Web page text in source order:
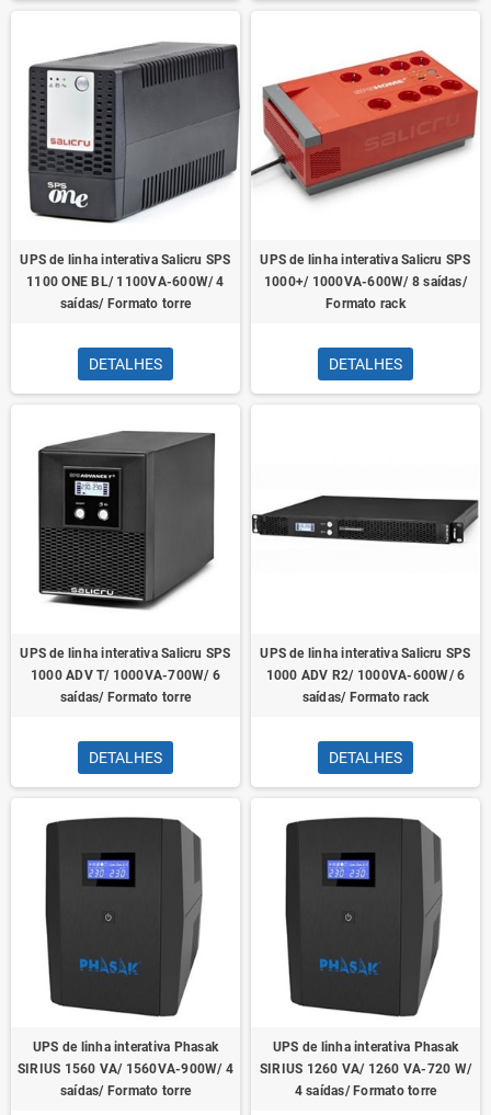
UPS de linha interativa Salicru SPS
1100 ONE BL/ 1100VA-600W/ 4
saídas/ Formato torre
DETALHES
UPS de linha interativa Salicru SPS
1000+/ 1000VA-600W/ 8 saídas/
Formato rack
DETALHES
UPS de linha interativa Salicru SPS
1000 ADV T/ 1000VA-700W/ 6
saídas/ Formato torre
DETALHES
UPS de linha interativa Salicru SPS
1000 ADV R2/ 1000VA-600W/ 6
saídas/ Formato rack
DETALHES
UPS de linha interativa Phasak
SIRIUS 1560 VA/ 1560VA-900W/ 4
saídas/ Formato torre
UPS de linha interativa Phasak
SIRIUS 1260 VA/ 1260 VA-720 W/
4 saídas/ Formato torre